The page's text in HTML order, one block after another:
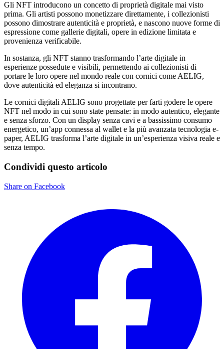
Gli NFT introducono un concetto di proprietà digitale mai visto
prima. Gli artisti possono monetizzare direttamente, i collezionisti
possono dimostrare autenticità e proprietà, e nascono nuove forme di
espressione come gallerie digitali, opere in edizione limitata e
provenienza verificabile.
In sostanza, gli NFT stanno trasformando l’arte digitale in
esperienze possedute e visibili, permettendo ai collezionisti di
portare le loro opere nel mondo reale con cornici come AELIG,
dove autenticità ed eleganza si incontrano.
Le cornici digitali AELIG sono progettate per farti godere le opere
NFT nel modo in cui sono state pensate: in modo autentico, elegante
e senza sforzo. Con un display senza cavi e a bassissimo consumo
energetico, un’app connessa al wallet e la più avanzata tecnologia e-
paper, AELIG trasforma l’arte digitale in un’esperienza visiva reale e
senza tempo.
Condividi questo articolo
Share on Facebook